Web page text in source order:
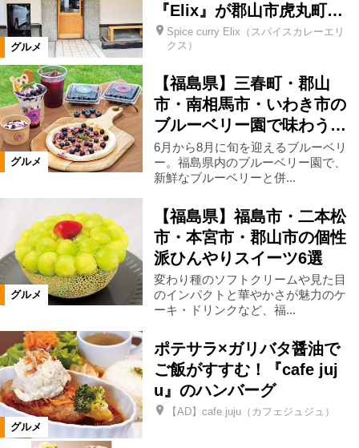
飯舘村 新地町 国見町
桑折町 福島県全域 西会津町
磐梯町 小野町 天栄村
泉崎村 平田村 塙町 三島町
金山町 下郷町 南会津町
浪江町 昭和村 只見町
川内村 棚倉町
矢祭町 葛尾村 矢吹町
山形県 宮城県
グルメ
『Elix』が郡山市虎丸町…
Spice curry Elix（スパイスカレーエリ
クス）
グルメ
【福島県】三春町・郡山
市・南相馬市・いわき市の
ブルーベリー園で味わう…
6月から8月に旬を迎えるブルーベリ
ー。福島県内のブルーベリー園で、
新鮮なブルーベリーと併...
グルメ
【福島県】福島市・二本松
市・本宮市・郡山市の個性
派ひんやりスイーツ6選
変わり種のソフトクリームや見た目
のインパクトと華やかさが魅力のケ
ーキ・ドリンクなど、福...
グルメ
ポテサラ×ガリバタ醤油で
ご飯がすすむ！『cafe juj
u』のハンバーグ
【AD】cafe juju（カフェジュジュ）